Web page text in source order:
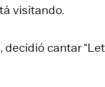
visitando.
cantar “Let